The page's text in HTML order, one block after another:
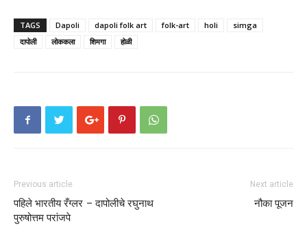
TAGS Dapoli dapoli folk art folk-art holi
simga
दापोली
लोककला शिमगा होळी
Previous article
पहिले भारतीय रँग्लर – दापोलीचे रघुनाथ
पुरुषोत्तम परांजपे
Next article
नौका पूजन